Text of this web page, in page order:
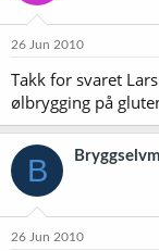
26 Jun 2010
Takk for svaret
ølbrygging på
B
26 Jun 2010